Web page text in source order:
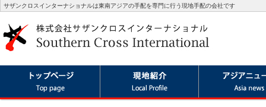
サザンクロスインターナショナルは東南アジアの手配を専門に行う現地手配の会社です